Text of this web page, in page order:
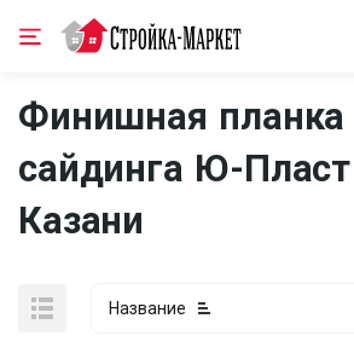
Финишная планка
сайдинга Ю-
Казани
Название